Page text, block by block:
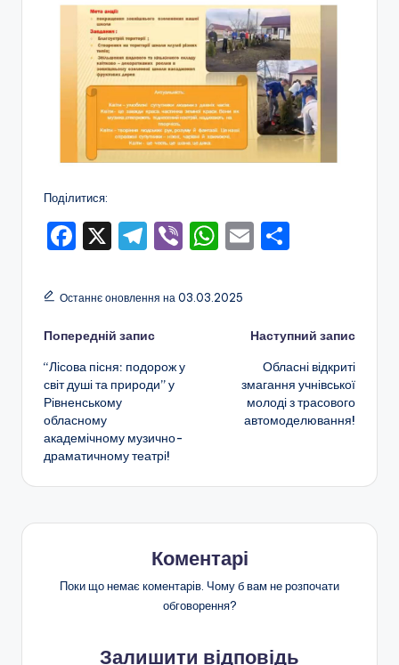
о
з
ш
кі
л
ь
о
ї
о
с
в
іт
и
Поділитися:
F
c
b
o
o
k
X
T
e
a
m
Vi
er
W
a
E
и
т
и
с
Останнє оновлення на 03.03.2025
Навігація
по
запису
Попередній запис
“Лісова пісня: подорож у
світ душі та природи” у
Рівненському
обласному
академічному музично-
драматичному театрі!
Наступний запис
Обласні відкриті
змагання учнівської
молоді з трасового
автомоделювання!
Коментарі
Поки що немає коментарів. Чому б вам не розпочати
обговорення?
Залишити відповідь